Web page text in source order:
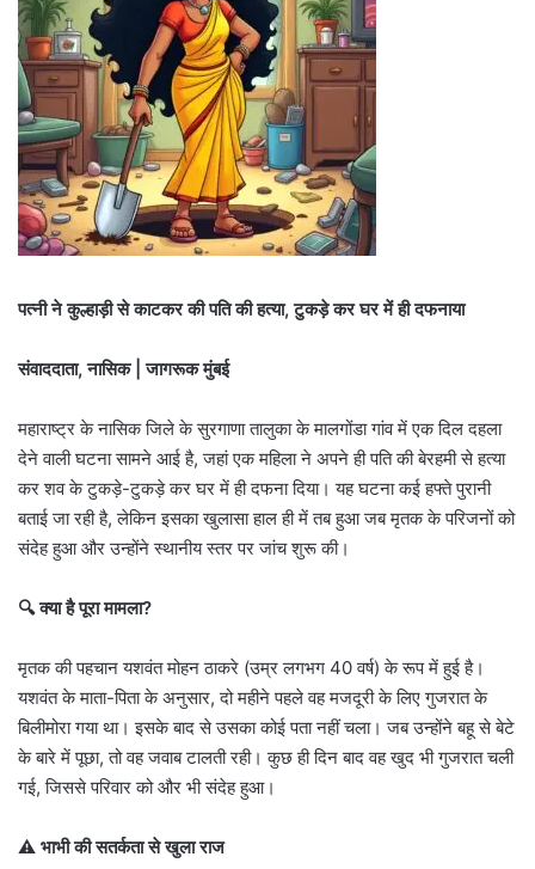
पत्नी ने कुल्हाड़ी से काटकर की पति की हत्या, टुकड़े कर घर में ही दफनाया
संवाददाता, नासिक | जागरूक मुंबई
महाराष्ट्र के नासिक जिले के सुरगाणा तालुका के मालगोंडा गांव में एक दिल दहला
देने वाली घटना सामने आई है, जहां एक महिला ने अपने ही पति की बेरहमी से हत्या
कर शव के टुकड़े-टुकड़े कर घर में ही दफना दिया। यह घटना कई हफ्ते पुरानी
बताई जा रही है, लेकिन इसका खुलासा हाल ही में तब हुआ जब मृतक के परिजनों को
संदेह हुआ और उन्होंने स्थानीय स्तर पर जांच शुरू की।
🔍 क्या है पूरा मामला?
मृतक की पहचान यशवंत मोहन ठाकरे (उम्र लगभग 40 वर्ष) के रूप में हुई है।
यशवंत के माता-पिता के अनुसार, दो महीने पहले वह मजदूरी के लिए गुजरात के
बिलीमोरा गया था। इसके बाद से उसका कोई पता नहीं चला। जब उन्होंने बहू से बेटे
के बारे में पूछा, तो वह जवाब टालती रही। कुछ ही दिन बाद वह खुद भी गुजरात चली
गई, जिससे परिवार को और भी संदेह हुआ।
⚠️ भाभी की सतर्कता से खुला राज